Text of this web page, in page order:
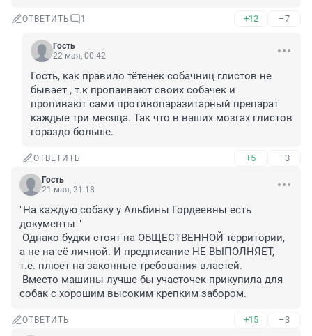
ОТВЕТИТЬ 1 +12 –7
Гость
22 мая, 00:42
Гость, как правило тётенек собачниц глистов не
бывает , т.к пропаивают своих собачек и
пропивают сами противопаразитарный препарат
каждые три месяца. Так что в ваших мозгах глистов
гораздо больше.
ОТВЕТИТЬ +5 –3
Гость
21 мая, 21:18
"На каждую собаку у Альбины Гордеевны есть
документы "
Однако будки стоят на ОБЩЕСТВЕННОЙ территории,
а не на её личной. И предписание НЕ ВЫПОЛНЯЕТ,
т.е. плюет на законные требования властей.
Вместо машины лучше бы участочек прикупила для
собак с хорошим высоким крепким забором.
ОТВЕТИТЬ +15 –3